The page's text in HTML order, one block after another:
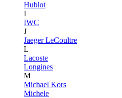
Hublot
I
IWC
J
Jaeger LeCoultre
L
Lacoste
Longines
M
Michael Kors
Michele